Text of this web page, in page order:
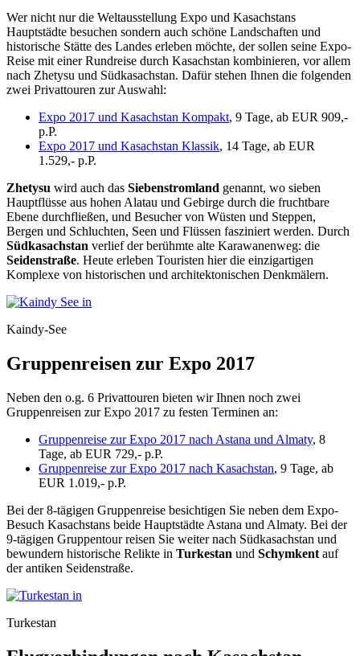
Wer nicht nur die Weltausstellung Expo und Kasachstans
Hauptstädte besuchen sondern auch schöne Landschaften und
historische Stätte des Landes erleben möchte, der sollen seine Expo-
Reise mit einer Rundreise durch Kasachstan kombinieren, vor allem
nach Zhetysu und Südkasachstan. Dafür stehen Ihnen die folgenden
zwei Privattouren zur Auswahl:
Expo 2017 und Kasachstan Kompakt, 9 Tage, ab EUR 909,-
p.P.
Expo 2017 und Kasachstan Klassik, 14 Tage, ab EUR
1.529,- p.P.
Zhetysu wird auch das Siebenstromland genannt, wo sieben
Hauptflüsse aus hohen Alatau und Gebirge durch die fruchtbare
Ebene durchfließen, und Besucher von Wüsten und Steppen,
Bergen und Schluchten, Seen und Flüssen fasziniert werden. Durch
Südkasachstan verlief der berühmte alte Karawanenweg: die
Seidenstraße. Heute erleben Touristen hier die einzigartigen
Komplexe von historischen und architektonischen Denkmälern.
Kaindy-See
Gruppenreisen zur Expo 2017
Neben den o.g. 6 Privattouren bieten wir Ihnen noch zwei
Gruppenreisen zur Expo 2017 zu festen Terminen an:
Gruppenreise zur Expo 2017 nach Astana und Almaty, 8
Tage, ab EUR 729,- p.P.
Gruppenreise zur Expo 2017 nach Kasachstan, 9 Tage, ab
EUR 1.019,- p.P.
Bei der 8-tägigen Gruppenreise besichtigen Sie neben dem Expo-
Besuch Kasachstans beide Hauptstädte Astana und Almaty. Bei der
9-tägigen Gruppentour reisen Sie weiter nach Südkasachstan und
bewundern historische Relikte in Turkestan und Schymkent auf
der antiken Seidenstraße.
Turkestan